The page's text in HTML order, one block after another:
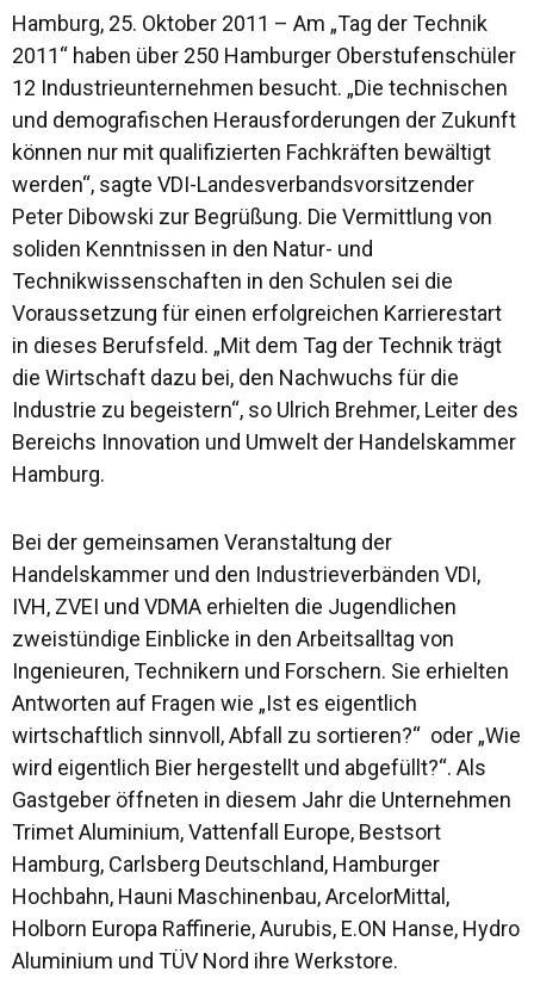
Hamburg, 25. Oktober 2011 – Am „Tag der Technik
2011“ haben über 250 Hamburger Oberstufenschüler
12 Industrieunternehmen besucht. „Die technischen
und demografischen Herausforderungen der Zukunft
können nur mit qualifizierten Fachkräften bewältigt
werden“, sagte VDI-Landesverbandsvorsitzender
Peter Dibowski zur Begrüßung. Die Vermittlung von
soliden Kenntnissen in den Natur- und
Technikwissenschaften in den Schulen sei die
Voraussetzung für einen erfolgreichen Karrierestart
in dieses Berufsfeld. „Mit dem Tag der Technik trägt
die Wirtschaft dazu bei, den Nachwuchs für die
Industrie zu begeistern“, so Ulrich Brehmer, Leiter des
Bereichs Innovation und Umwelt der Handelskammer
Hamburg.
Bei der gemeinsamen Veranstaltung der
Handelskammer und den Industrieverbänden VDI,
IVH, ZVEI und VDMA erhielten die Jugendlichen
zweistündige Einblicke in den Arbeitsalltag von
Ingenieuren, Technikern und Forschern. Sie erhielten
Antworten auf Fragen wie „Ist es eigentlich
wirtschaftlich sinnvoll, Abfall zu sortieren?“ oder „Wie
wird eigentlich Bier hergestellt und abgefüllt?“. Als
Gastgeber öffneten in diesem Jahr die Unternehmen
Trimet Aluminium, Vattenfall Europe, Bestsort
Hamburg, Carlsberg Deutschland, Hamburger
Hochbahn, Hauni Maschinenbau, ArcelorMittal,
Holborn Europa Raffinerie, Aurubis, E.ON Hanse, Hydro
Aluminium und TÜV Nord ihre Werkstore.